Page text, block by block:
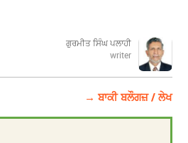
ਗੁਰਮੀਤ ਸਿੰਘ ਪਲਾਹੀ
writer
→ ਬਾਕੀ ਬਲੌਗਜ਼ / ਲੇਖ